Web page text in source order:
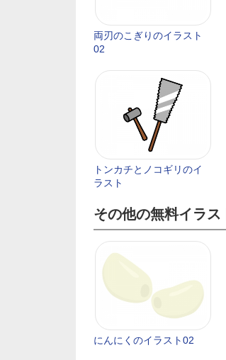
両刃のこぎりのイラスト
02
トンカチとノコギリのイ
ラスト
その他の無料イラス
にんにくのイラスト02